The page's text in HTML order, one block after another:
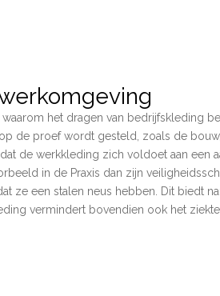
het dragen van bedrijfskleding
de proef wordt gesteld, zoals de
de werkkleding zich voldoet aan een
in de Praxis dan zijn
ze een stalen neus hebben. Dit biedt
vermindert bovendien ook het